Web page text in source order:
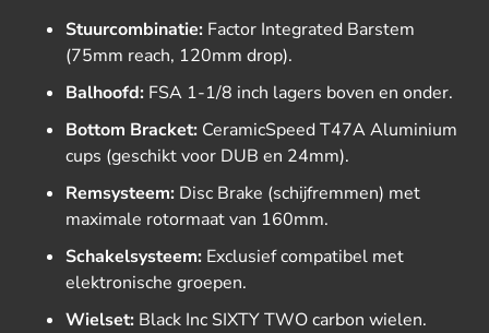
Stuurcombinatie: Factor Integrated Barstem
(75mm reach, 120mm drop).
Balhoofd: FSA 1-1/8 inch lagers boven en onder.
Bottom Bracket: CeramicSpeed T47A Aluminium
cups (geschikt voor DUB en 24mm).
Remsysteem: Disc Brake (schijfremmen) met
maximale rotormaat van 160mm.
Schakelsysteem: Exclusief compatibel met
elektronische groepen.
Wielset: Black Inc SIXTY TWO carbon wielen.